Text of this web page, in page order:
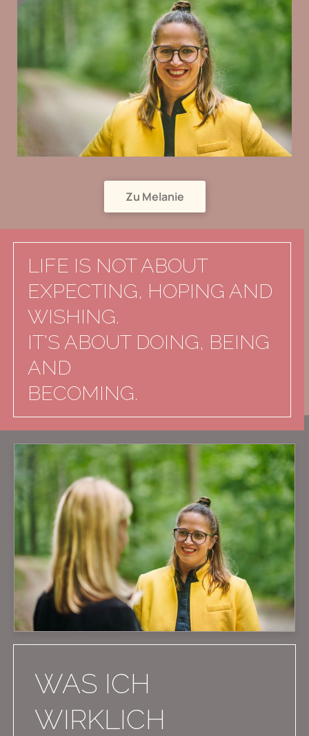
Zu Melanie
LIFE IS NOT ABOUT
EXPECTING, HOPING AND
WISHING.
IT'S ABOUT DOING, BEING
AND
BECOMING.
WAS ICH
WIRKLICH